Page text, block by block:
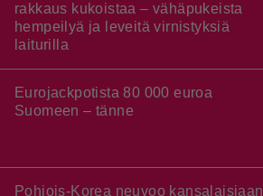
rakkaus kukoistaa – vähäpukeista
hempeilyä ja leveitä virnistyksiä
laiturilla
Eurojackpotista 80 000 euroa
Suomeen – tänne
Pohjois-Korea neuvoo kansalaisiaan